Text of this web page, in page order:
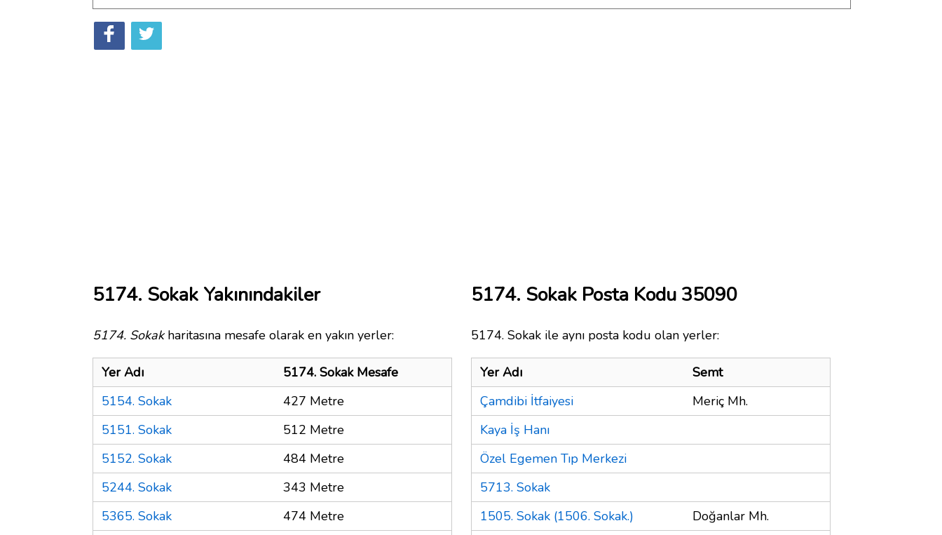
5174. Sokak Yakınındakiler
5174. Sokakharitasına mesafe olarak en yakın yerler:
Yer Adı
5174. Sokak Mesafe
5154. Sokak
427 Metre
5151. Sokak
512 Metre
5152. Sokak
484 Metre
5244. Sokak
343 Metre
5365. Sokak
474 Metre
5174. Sokak Posta Kodu 35090
5174. Sokak ile aynı posta kodu olan yerler:
Yer Adı
Semt
Çamdibi İtfaiyesi
Meriç Mh.
Kaya İş Hanı
Özel Egemen Tıp Merkezi
5713. Sokak
1505. Sokak (1506. Sokak.)
Doğanlar Mh.